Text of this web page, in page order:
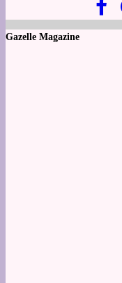
Gazelle Magazine